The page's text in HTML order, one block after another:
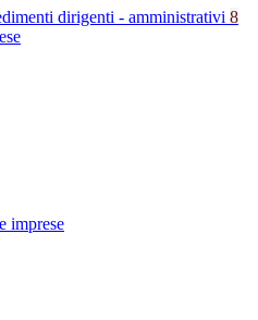
dirigenti - amministrativi 8
imprese